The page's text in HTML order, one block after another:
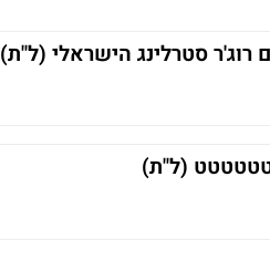
רוג'ר סטרלינג הישראלי (ל"ת)
(ל"ת)